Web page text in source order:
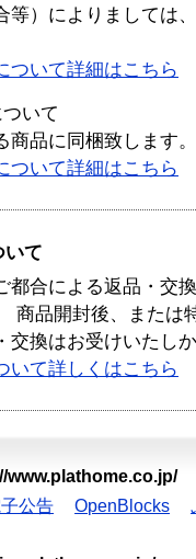
等）によりましては
ついて詳細はこちら
いて
商品に同梱致します。
ついて詳細はこちら
いて
都合による返品・交
商品開封後、または
交換はお受けいたし
いて詳しくはこちら
www.plathome.co.jp/
公告 OpenBlocks